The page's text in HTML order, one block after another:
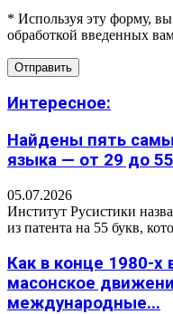
* Используя эту форму,
обработкой введенных
Интересное:
Найдены пять
языка — от 29 до
05.07.2026
Институт Русистики
из патента на 55 букв,
Как в конце 1980-х
масонское
международные...